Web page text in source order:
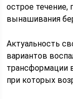
острое течение,
вынашивания
Актуальность
вариантов
трансформации
при которых